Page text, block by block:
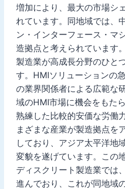
増加により、最大の市場シ
れています。同地域では、
ン・インターフェース・マ
造拠点と考えられています
製造業が高成長分野のひと
す。HMIソリューションの
の業界関係者による広範な
域のHMI市場に機会をもた
熟練した比較的安価な労働
まざまな産業が製造拠点を
しており、アジア太平洋地
変貌を遂げています。この
ディスクリート製造業では
進んでおり、これが同地域